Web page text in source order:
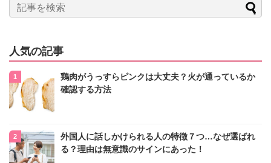
人気の記事
鶏肉がうっすらピンクは大丈夫？火が通っているか
確認する方法
外国人に話しかけられる人の特徴７つ…なぜ選ばれ
る？理由は無意識のサインにあった！